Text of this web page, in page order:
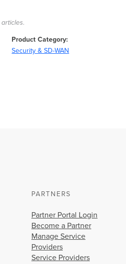
Product Category
Security & SD-WAN
PARTNERS
Partner Portal Login
Become a Partner
Manage Service
Providers
Service Providers